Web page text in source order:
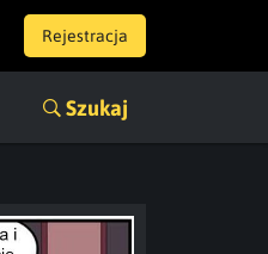
Rejestracja
Szukaj